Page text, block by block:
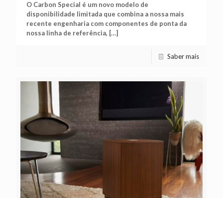
O Carbon Special é um novo modelo de
disponibilidade limitada que combina a nossa mais
recente engenharia com componentes de ponta da
nossa linha de referência, […]
Saber mais